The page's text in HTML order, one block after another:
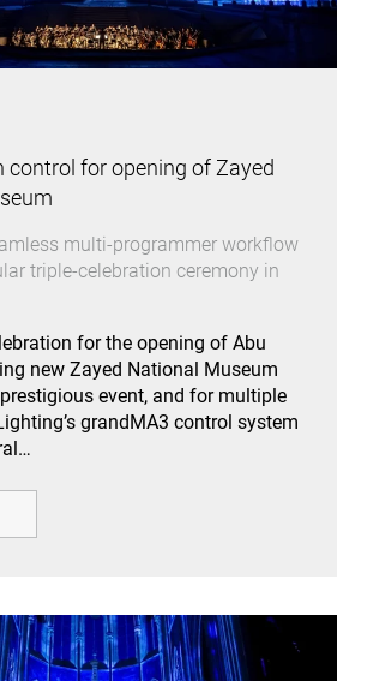
control for opening of Zayed
multi-programmer workflow
triple-celebration ceremony in
for the opening of Abu
new Zayed National Museum
event, and for multiple
grandMA3 control system